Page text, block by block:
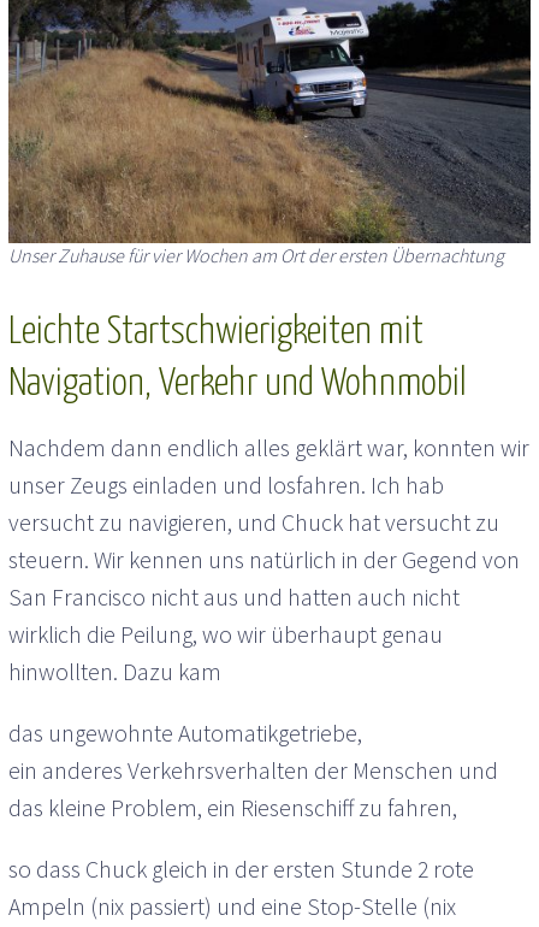
Unser Zuhause für vier Wochen am Ort der ersten Übernachtung
Leichte Startschwierigkeiten mit
Navigation, Verkehr und Wohnmobil
Nachdem dann endlich alles geklärt war, konnten wir
unser Zeugs einladen und losfahren. Ich hab
versucht zu navigieren, und Chuck hat versucht zu
steuern. Wir kennen uns natürlich in der Gegend von
San Francisco nicht aus und hatten auch nicht
wirklich die Peilung, wo wir überhaupt genau
hinwollten. Dazu kam
das ungewohnte Automatikgetriebe,
ein anderes Verkehrsverhalten der Menschen und
das kleine Problem, ein Riesenschiff zu fahren,
so dass Chuck gleich in der ersten Stunde 2 rote
Ampeln (nix passiert) und eine Stop-Stelle (nix